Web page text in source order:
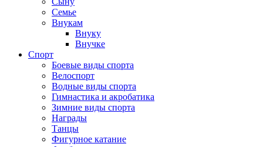
Семье
Внукам
Внуку
Внучке
Спорт
Боевые виды спорта
Велоспорт
Водные виды спорта
Гимнастика и акробатика
Зимние виды спорта
Награды
Танцы
Фигурное катание